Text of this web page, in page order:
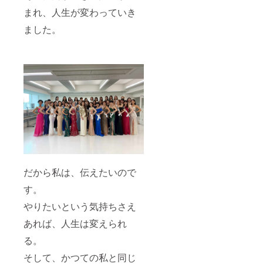
まれ、人生が変わっていき
ました。
だから私は、伝えたいので
す。
やりたいという気持ちさえ
あれば、人生は変えられ
る。
そして、かつての私と同じ